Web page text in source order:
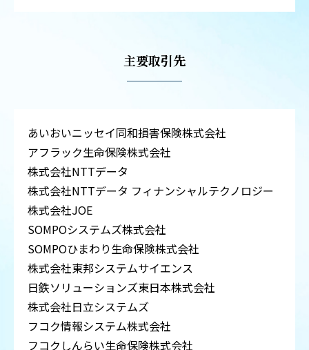
主要取引先
あいおいニッセイ同和損害保険株式会社
アフラック生命保険株式会社
株式会社NTTデータ
株式会社NTTデータ フィナンシャルテクノロジー
株式会社JOE
SOMPOシステムズ株式会社
SOMPOひまわり生命保険株式会社
株式会社東邦システムサイエンス
日鉄ソリューションズ東日本株式会社
株式会社日立システムズ
フコク情報システム株式会社
フコクしんらい生命保険株式会社